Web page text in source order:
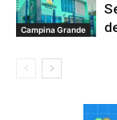
Campina Grande